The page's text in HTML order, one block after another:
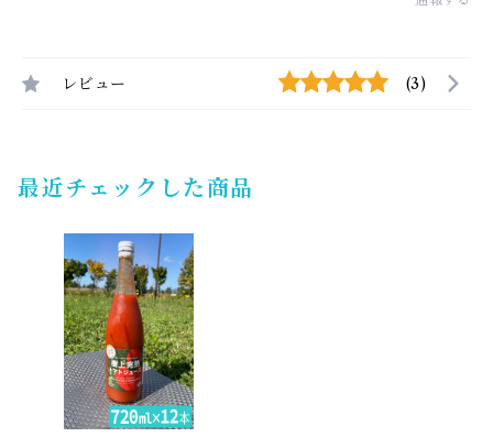
レビュー (3)
最近チェックした商品